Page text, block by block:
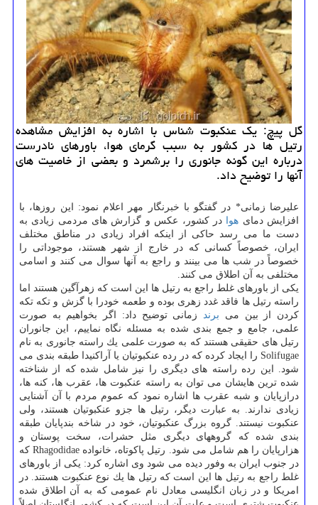
گل پیچ: یك عنكبوت شناس با اشاره به افزایش مشاهده
رتیل ها در كشور به سبب گرمای هوا، باورهای نادرست
درباره این گونه جانوری را برشمرد و بعضی از خاصیت های
آنها را توضیح داد.
علیرضا زمانی* در گفتگو با خبرنگار مهر اعلام نمود: این روزها، با
افزایش دمای هوا
در كشور، عكس و گزارش های مردمی زیادی به
دست ما می رسد حاكی از اینكه افراد زیادی در مناطق مختلف
ایران، خصوصاً كسانی كه در خارج از شهر هستند، موجوداتی را
خصوصاً در شب ها می بینند و راجع به آنها سوال می كنند و اسامی
مختلفی به آن اطلاق می كنند.
یكی از باورهای غلط راجع به رتیل ها این است كه زهرآگین هستند اما
راسته رتیل ها فاقد غدد زهری بوده و طعمه خودرا با گزش و تكه تكه
كردن از بین می برند
زمانی توضیح داد: اگر بخواهیم به صورت
علمی، جامع و جمع بندی شده به مسئله نگاه نماییم، این جانوران
رتیل های حقیقی هستند كه به صورت علمی یك راسته جانوری به نام
Solifugae را ایجاد كرده كه در رده عنكبوتیان یا آراكنیدا طبقه بندی می
شود. این رده راسته های دیگری را نیز شامل شده كه از شناخته
شده ترین هایشان می توان به راسته عنكبوت ها، عقرب ها، كنه ها،
درازپایان و شبه عقرب ها اشاره نمود كه عموم مردم با آن آشنایی
زیادی ندارند. به عبارت دیگر، رتیل ها جزو عنكبوتیان هستند، ولی
عنكبوت نیستند. گروه بزرگ عنكبوتیان، خود در شاخه بندپایان طبقه
بندی شده كه گروههای دیگری مثل حشرات، سخت پوستان و
هزارپایان را هم شامل می شود. رتیل پاكوتاه، خانواده Rhagodidae كه
در جنوب ایران به وفور دیده می شود وی اشاره كرد: یكی از باورهای
غلط راجع به رتیل ها این است كه رتیل ها یك نوع عنكبوت هستند. در
امریكا و در زبان انگلیسی معادل نام عمومی كه به آن اطلاق شده